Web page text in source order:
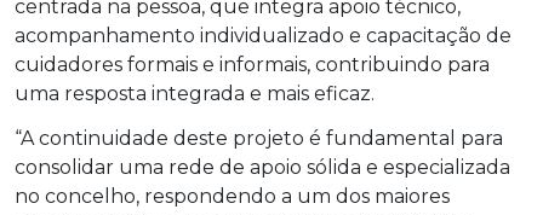
centrada na pessoa, que integra apoio técnico,
acompanhamento individualizado e capacitação de
cuidadores formais e informais, contribuindo para
uma resposta integrada e mais eficaz.
“A continuidade deste projeto é fundamental para
consolidar uma rede de apoio sólida e especializada
no concelho, respondendo a um dos maiores